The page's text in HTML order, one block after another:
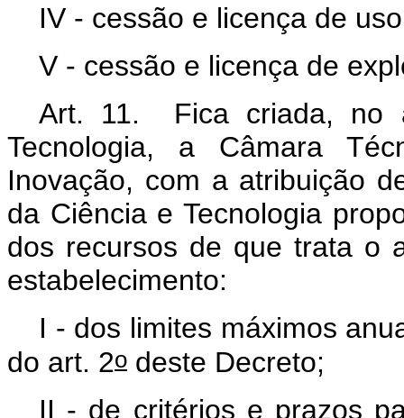
IV - cessão e licença de
V - cessão e licença de
Art. 11. Fica criada, no
Tecnologia, a Câmara
Inovação, com a atribuição
da Ciência e Tecnologia
dos recursos de que trata o
estabelecimento:
I - dos limites máximos
do art. 2o deste Decreto;
II - de critérios e prazos